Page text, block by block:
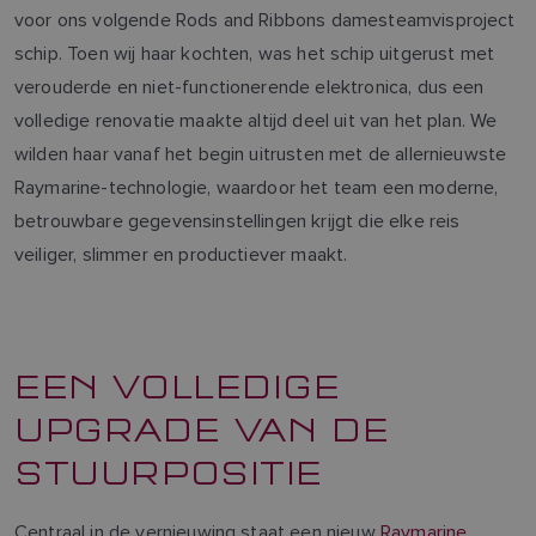
voor ons volgende Rods and Ribbons damesteamvisproject
schip. Toen wij haar kochten, was het schip uitgerust met
verouderde en niet-functionerende elektronica, dus een
volledige renovatie maakte altijd deel uit van het plan. We
wilden haar vanaf het begin uitrusten met de allernieuwste
Raymarine-technologie, waardoor het team een moderne,
betrouwbare gegevensinstellingen krijgt die elke reis
veiliger, slimmer en productiever maakt.
EEN VOLLEDIGE
UPGRADE VAN DE
STUURPOSITIE